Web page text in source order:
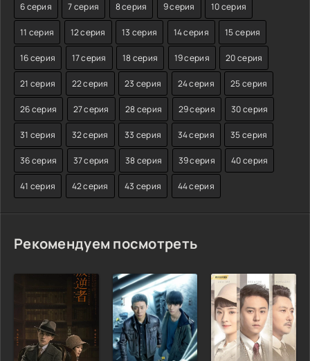
6 серия 7 серия 8 серия 9 серия 10 серия
11 серия 12 серия 13 серия 14 серия 15 серия
16 серия 17 серия 18 серия 19 серия 20 серия
21 серия 22 серия 23 серия 24 серия 25 серия
26 серия 27 серия 28 серия 29 серия 30 серия
31 серия 32 серия 33 серия 34 серия 35 серия
36 серия 37 серия 38 серия 39 серия 40 серия
41 серия 42 серия 43 серия 44 серия
Рекомендуем посмотреть